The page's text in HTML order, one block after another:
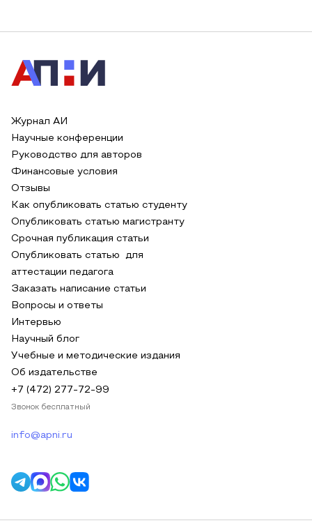
Журнал АИ
Научные конференции
Руководство для авторов
Финансовые условия
Отзывы
Как опубликовать статью студенту
Опубликовать статью магистранту
Срочная публикация статьи
Опубликовать статью для
аттестации педагога
Заказать написание статьи
Вопросы и ответы
Интервью
Научный блог
Учебные и методические издания
Об издательстве
+7 (472) 277-72-99
Звонок бесплатный
info@apni.ru